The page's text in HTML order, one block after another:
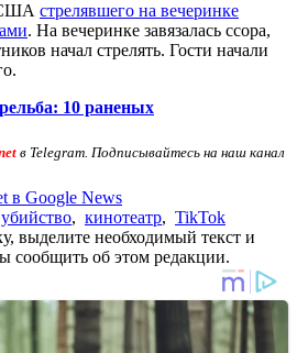
США стрелявшего на вечеринке
. На вечеринке завязалась ссора,
начал стрелять. Гости начали
10 раненых
в Telegram. Подписывайтесь на наш канал
в Google News
убийство, кинотеатр, TikTok
выделите необходимый текст и
сообщить об этом редакции.